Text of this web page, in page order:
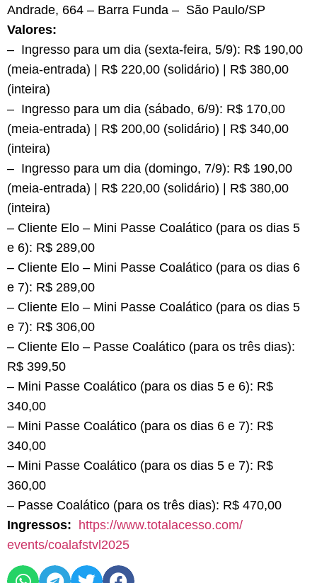
Andrade, 664 – Barra Funda – São Paulo/SP
Valores:
– Ingresso para um dia (sexta-feira, 5/9): R$ 190,00
(meia-entrada) | R$ 220,00 (solidário) | R$ 380,00
(inteira)
– Ingresso para um dia (sábado, 6/9): R$ 170,00
(meia-entrada) | R$ 200,00 (solidário) | R$ 340,00
(inteira)
– Ingresso para um dia (domingo, 7/9): R$ 190,00
(meia-entrada) | R$ 220,00 (solidário) | R$ 380,00
(inteira)
– Cliente Elo – Mini Passe Coalático (para os dias 5
e 6): R$ 289,00
– Cliente Elo – Mini Passe Coalático (para os dias 6
e 7): R$ 289,00
– Cliente Elo – Mini Passe Coalático (para os dias 5
e 7): R$ 306,00
– Cliente Elo – Passe Coalático (para os três dias):
R$ 399,50
– Mini Passe Coalático (para os dias 5 e 6): R$
340,00
– Mini Passe Coalático (para os dias 6 e 7): R$
340,00
– Mini Passe Coalático (para os dias 5 e 7): R$
360,00
– Passe Coalático (para os três dias): R$ 470,00
Ingressos: https://www.totalacesso.com/
events/coalafstvl2025